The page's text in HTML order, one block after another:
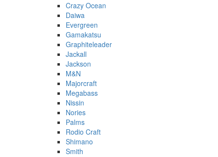
Crazy Ocean
Daiwa
Evergreen
Gamakatsu
Graphiteleader
Jackall
Jackson
M&N
Majorcraft
Megabass
Nissin
Nories
Palms
Rodio Craft
Shimano
Smith